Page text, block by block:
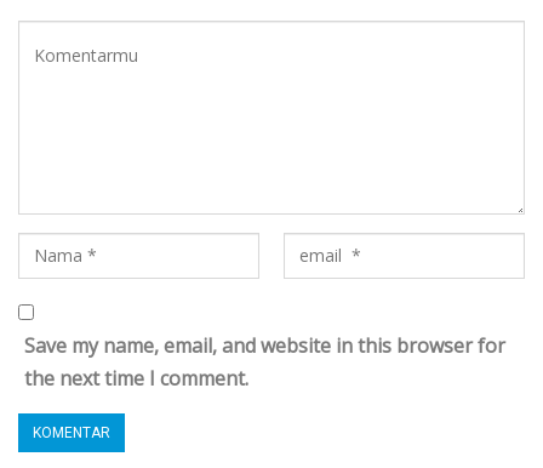
Save my name, email, and website in this browser for
the next time I comment.